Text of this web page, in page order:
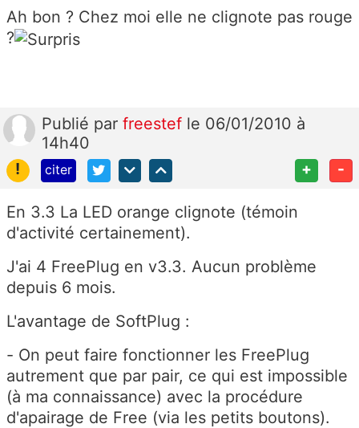
Ah bon ? Chez moi elle ne clignote pas rouge
?
Publié par freestef le 06/01/2010 à
14h40
!
citer + -
En 3.3 La LED orange clignote (témoin
d'activité certainement).
J'ai 4 FreePlug en v3.3. Aucun problème
depuis 6 mois.
L'avantage de SoftPlug :
- On peut faire fonctionner les FreePlug
autrement que par pair, ce qui est impossible
(à ma connaissance) avec la procédure
d'apairage de Free (via les petits boutons).